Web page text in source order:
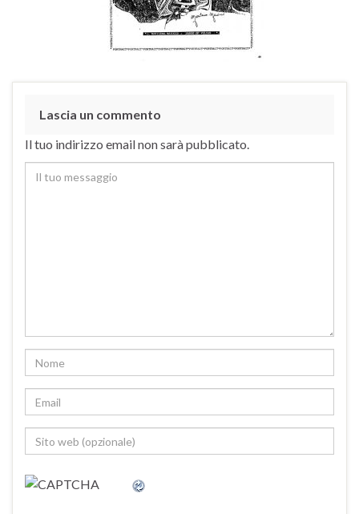
Lascia un commento
Il tuo indirizzo email non sarà pubblicato.